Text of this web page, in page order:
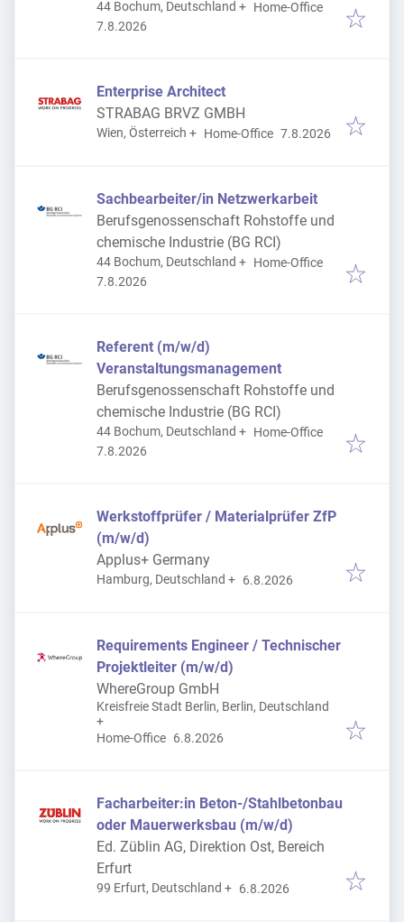
44 Bochum, Deutschland + Home-Office
Veröffentlicht
7.8.2026
Enterprise Architect
STRABAG BRVZ GMBH
Wien, Österreich + Home-Office Veröffentlicht:
7.8.2026
Sachbearbeiter/in Netzwerkarbeit
Berufsgenossenschaft Rohstoffe und
chemische Industrie (BG RCI)
44 Bochum, Deutschland + Home-Office
Veröffentlicht
7.8.2026
Referent (m/w/d)
Veranstaltungsmanagement
Berufsgenossenschaft Rohstoffe und
chemische Industrie (BG RCI)
44 Bochum, Deutschland + Home-Office
Veröffentlicht
7.8.2026
Werkstoffprüfer / Materialprüfer ZfP
(m/w/d)
Applus+ Germany
Hamburg, Deutschland + Veröffentlicht
6.8.2026
Requirements Engineer / Technischer
Projektleiter (m/w/d)
WhereGroup GmbH
Kreisfreie Stadt Berlin, Berlin, Deutschland
+
Home-Office Veröffentlicht
6.8.2026
Facharbeiter:in Beton-/Stahlbetonbau
oder Mauerwerksbau (m/w/d)
Ed. Züblin AG, Direktion Ost, Bereich
Erfurt
99 Erfurt, Deutschland + Veröffentlicht
6.8.2026